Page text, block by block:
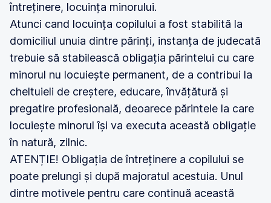
întreținere, locuința minorului.
Atunci cand locuința copilului a fost stabilită la
domiciliul unuia dintre părinți, instanța de judecată
trebuie să stabilească obligația părintelui cu care
minorul nu locuiește permanent, de a contribui la
cheltuieli de creștere, educare, învățătură și
pregatire profesională, deoarece părintele la care
locuiește minorul își va executa această obligație
în natură, zilnic.
ATENȚIE! Obligația de întreținere a copilului se
poate prelungi și după majoratul acestuia. Unul
dintre motivele pentru care continuă această